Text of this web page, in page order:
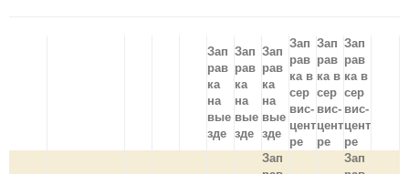
Зап
рав
ка
на
вые
зде
Зап
рав
ка
на
вые
зде
Зап
рав
ка
на
вые
зде
Зап
рав
ка в
сер
вис-
цент
ре
Зап
рав
ка в
сер
вис-
цент
ре
Зап
рав
ка в
сер
вис-
цент
ре
Зап
Зап